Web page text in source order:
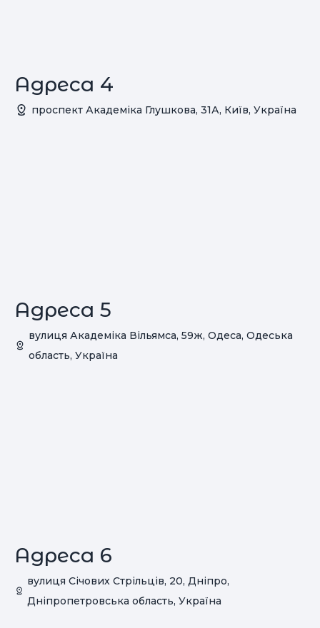
Адреса 4
проспект Академіка Глушкова, 31А, Київ, Україна
Адреса 5
вулиця Академіка Вільямса, 59ж, Одеса, Одеська
область, Україна
Адреса 6
вулиця Січових Стрільців, 20, Дніпро,
Дніпропетровська область, Україна